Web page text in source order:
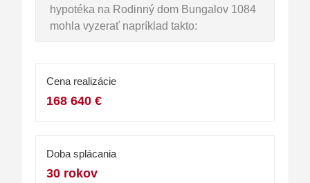
hypotéka na Rodinný dom Bungalov 1084
mohla vyzerať napríklad takto:
Cena realizácie
168 640 €
Doba splácania
30 rokov